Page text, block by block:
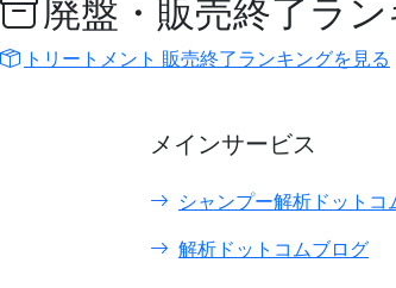
廃盤・販売終了ラ
トリートメント 販売終了ランキングを見る
メインサービス
シャンプー解析ドットコ
解析ドットコムブログ